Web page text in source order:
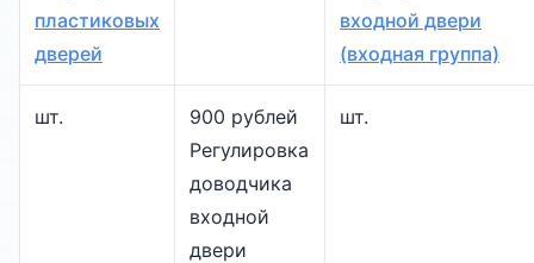
пластиковых
дверей
входной двери
(входная группа)
шт.
900 рублей
Регулировка
доводчика
входной
двери
шт.